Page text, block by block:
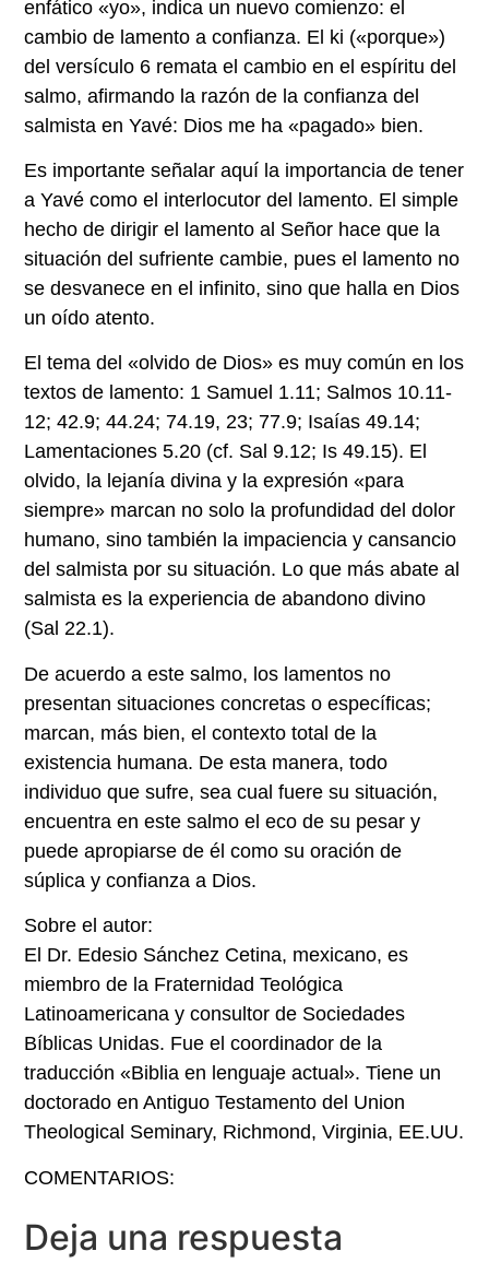
enfático «yo», indica un nuevo comienzo: el
cambio de lamento a confianza. El ki («porque»)
del versículo 6 remata el cambio en el espíritu del
salmo, afirmando la razón de la confianza del
salmista en Yavé: Dios me ha «pagado» bien.
Es importante señalar aquí la importancia de tener
a Yavé como el interlocutor del lamento. El simple
hecho de dirigir el lamento al Señor hace que la
situación del sufriente cambie, pues el lamento no
se desvanece en el infinito, sino que halla en Dios
un oído atento.
El tema del «olvido de Dios» es muy común en los
textos de lamento: 1 Samuel 1.11; Salmos 10.11-
12; 42.9; 44.24; 74.19, 23; 77.9; Isaías 49.14;
Lamentaciones 5.20 (cf. Sal 9.12; Is 49.15). El
olvido, la lejanía divina y la expresión «para
siempre» marcan no solo la profundidad del dolor
humano, sino también la impaciencia y cansancio
del salmista por su situación. Lo que más abate al
salmista es la experiencia de abandono divino
(Sal 22.1).
De acuerdo a este salmo, los lamentos no
presentan situaciones concretas o específicas;
marcan, más bien, el contexto total de la
existencia humana. De esta manera, todo
individuo que sufre, sea cual fuere su situación,
encuentra en este salmo el eco de su pesar y
puede apropiarse de él como su oración de
súplica y confianza a Dios.
Sobre el autor:
El Dr. Edesio Sánchez Cetina, mexicano, es
miembro de la Fraternidad Teológica
Latinoamericana y consultor de Sociedades
Bíblicas Unidas. Fue el coordinador de la
traducción «Biblia en lenguaje actual». Tiene un
doctorado en Antiguo Testamento del Union
Theological Seminary, Richmond, Virginia, EE.UU.
COMENTARIOS:
Deja una respuesta